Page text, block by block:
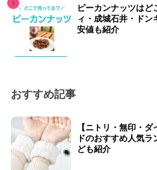
ピーカンナッツはど
ィ・成城石井・ドン
安値も紹介
おすすめ記事
【ニトリ・無印・
ドのおすすめ人気
ども紹介